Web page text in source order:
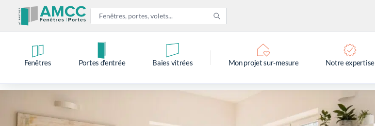
Fenêtres Portes d’entrée Baies vitrées Mon projet sur-mesure Notre expertise